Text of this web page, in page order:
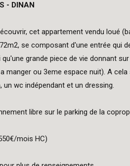
- DINAN
cet appartement vendu loué
se composant d'une entrée qui
grande piece de vie donnant
manger ou 3eme espace nuit). A
un wc indépendant et un dressing.
libre sur le parking de la
mois HC)